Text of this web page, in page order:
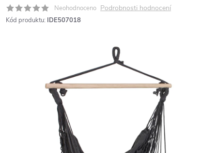
Neohodnoceno Podrobnosti hodnocení
Kód produktu: IDE507018